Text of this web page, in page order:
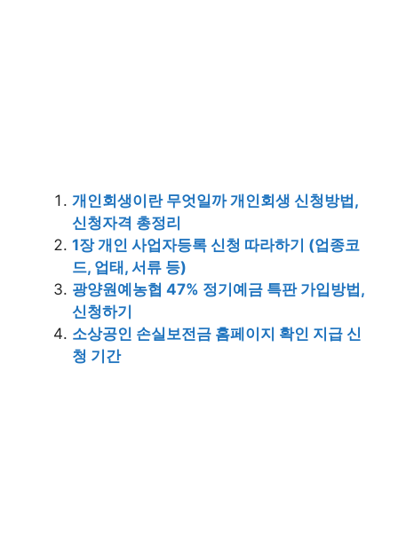
개인회생이란 무엇일까 개인회생 신청방법,
신청자격 총정리
1장 개인 사업자등록 신청 따라하기 (업종코
드, 업태, 서류 등)
광양원예농협 47% 정기예금 특판 가입방법,
신청하기
소상공인 손실보전금 홈페이지 확인 지급 신
청 기간